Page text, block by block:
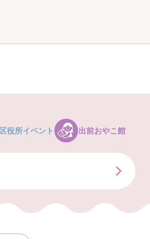
区役所イベント 出前おやこ館